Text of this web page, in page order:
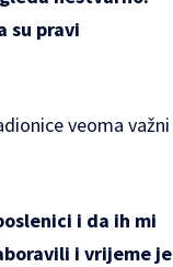
su pravi
veoma važni
i da ih mi
i vrijeme je